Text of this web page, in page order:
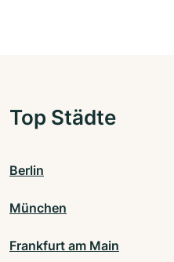
Top Städte
Berlin
München
Frankfurt am Main